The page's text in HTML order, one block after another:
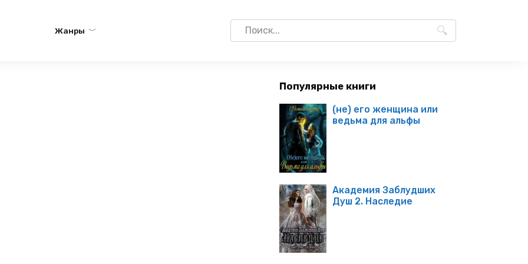
Жанры
Search
for:
Популярные книги
(не) его женщина или
ведьма для альфы
Академия Заблудших
Душ 2. Наследие